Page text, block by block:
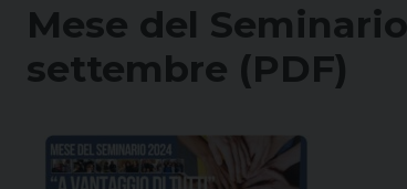
Mese del
settembre (PDF)